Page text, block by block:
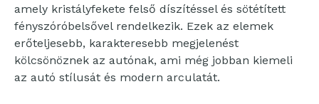
amely kristályfekete felső díszítéssel és sötétített
fényszóróbelsővel rendelkezik. Ezek az elemek
erőteljesebb, karakteresebb megjelenést
kölcsönöznek az autónak, ami még jobban kiemeli
az autó stílusát és modern arculatát.